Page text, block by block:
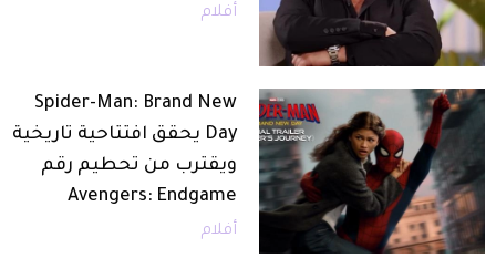
أفلام
Spider-Man: Brand New
Day يحقق افتتاحية تاريخية
ويقترب من تحطيم رقم
Avengers: Endgame
أفلام